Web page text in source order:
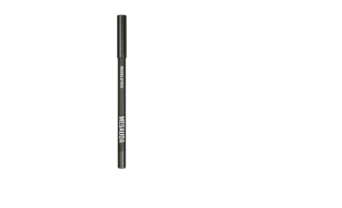
No tengo cuenta aquí
QUIERO REGISTRARME